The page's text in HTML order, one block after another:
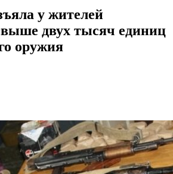
у жителей
двух тысяч единиц
оружия